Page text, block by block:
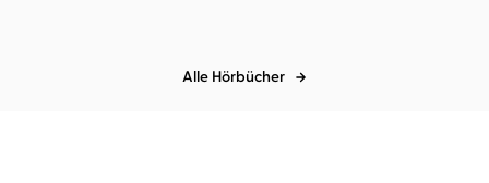
Alle Hörbücher